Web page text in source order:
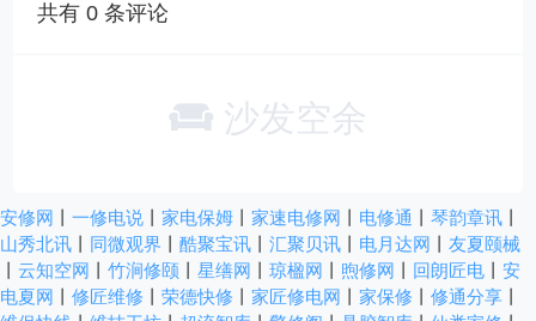
共有0 条评论
沙发空余
安修网 一修电说 家电保姆 家速电修网 电修通 琴韵章讯
山秀北讯
同微观界 酷聚宝讯 汇聚贝讯 电月达网
友夏颐械
云知空网 竹涧修颐 星缮网 琼楹网 煦修网 回朗匠电
安
电夏网
修匠维修 荣德快修 家匠修电网 家保修 修通分享